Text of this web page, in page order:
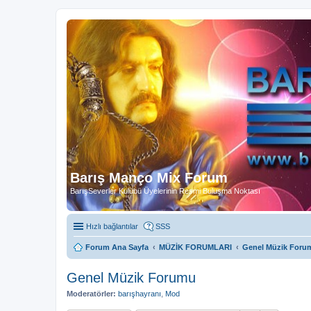
Barış Manço Mix Forum
BarışSeverler Kulübü Üyelerinin Resmi Buluşma Noktası
Hızlı bağlantılar SSS
Forum Ana Sayfa MÜZİK FORUMLARI Genel Müzik
Genel Müzik Forumu
Moderatörler: barışhayranı Mod